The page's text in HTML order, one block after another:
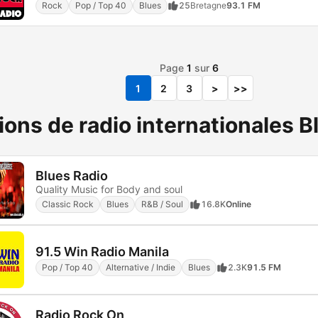
Rock Pop / Top 40 Blues 25Bretagne93.1 FM
Page 1 sur 6
1
2 3 > >>
de radio internationales
Blues Radio
Quality Music for Body and soul
Classic Rock Blues R&B / Soul 16.8KOnline
91.5 Win Radio Manila
Pop / Top 40 Alternative / Indie Blues 2.3K91.5 FM
Radio Rock On